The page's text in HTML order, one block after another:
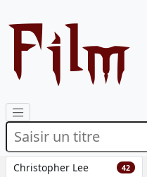
Christopher Lee 42